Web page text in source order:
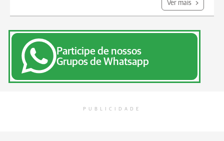
Ver mais
Participe de nossos
Grupos de Whatsapp
PUBLICIDADE